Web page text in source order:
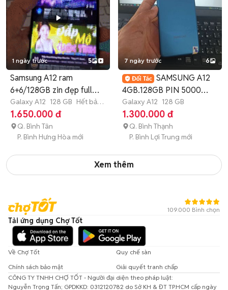
1 ngày trước 5
Samsung A12 ram
6+6/128GB zin đẹp full
chức năng
Galaxy A12 128 GB Hết bảo
hành
1.650.000 đ
Q. Bình Tân
P. Bình Hưng Hòa mới
7 ngày trước 6
SAMSUNG A12
4GB.128GB PIN 5000
2SIM ZIN ĐẸP
Galaxy A12 128 GB
1.300.000 đ
Q. Bình Thạnh
P. Bình Lợi Trung mới
Xem thêm
109.000 Bình chọn
Tải ứng dụng Chợ Tốt
Về Chợ Tốt
Quy chế sàn
Chính sách bảo mật
Giải quyết tranh chấp
CÔNG TY TNHH CHỢ TỐT - Người đại diện theo pháp luật:
Nguyễn Trọng Tấn; GPDKKD: 0312120782 do Sở KH & ĐT TP.HCM cấp ngày